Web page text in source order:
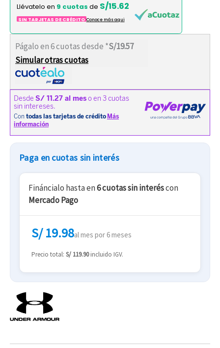
Llévatelo en 9 cuotas de S/15.62
SIN TARJETAS DE CRÉDITO Conoce más aqui
Págalo en 6 cuotas desde *S/19.57
Simular otras cuotas
Paga en cuotas sin interés
Fináncialo hasta en6 cuotas sin interéscon
Mercado Pago
S/ 19.98al mes por 6 meses
Precio total: S/ 119.90incluido IGV.